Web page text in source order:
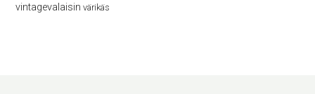
vintagevalaisin värikäs